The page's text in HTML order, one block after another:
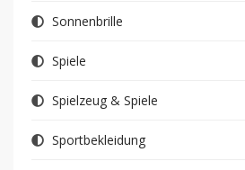
Sonnenbrille
Spiele
Spielzeug & Spiele
Sportbekleidung